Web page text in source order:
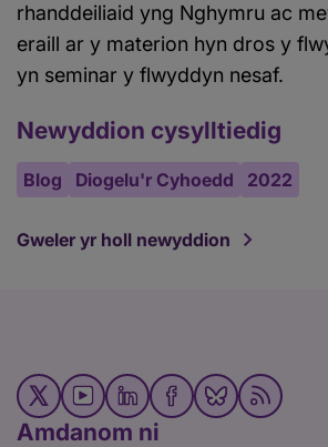
rhanddeiliaid yng Nghymru ac
eraill ar y materion hyn dros y
yn seminar y flwyddyn nesaf.
Newyddion cysylltiedig
Blog Diogelu'r Cyhoedd 2022
Gweler yr holl newyddion
Amdanom ni